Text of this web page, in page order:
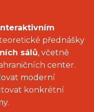
přednášky
sálů, včetně
center.
moderní
konkrétní